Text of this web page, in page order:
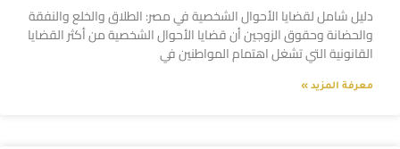
دليل شامل لقضايا الأحوال الشخصية في مصر: الطلاق والخلع والنفقة
والحضانة وحقوق الزوجين أن قضايا الأحوال الشخصية من أكثر القضايا
القانونية التي تشغل اهتمام المواطنين في
معرفة المزيد »